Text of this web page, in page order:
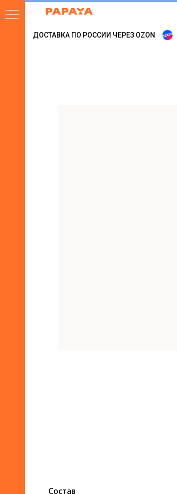
ДОСТАВКА ПО РОССИИ ЧЕРЕЗ OZON
Состав